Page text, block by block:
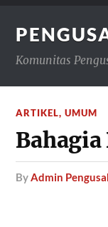
Komunitas
ARTIKEL,UMUM
byAdmin